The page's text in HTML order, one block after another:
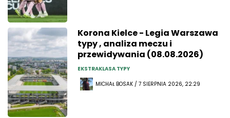
Korona Kielce - Legia Warszawa
typy , analiza meczu i
przewidywania (08.08.2026)
EKSTRAKLASA TYPY
MICHAŁ BOSAK / 7 SIERPNIA 2026, 22:29